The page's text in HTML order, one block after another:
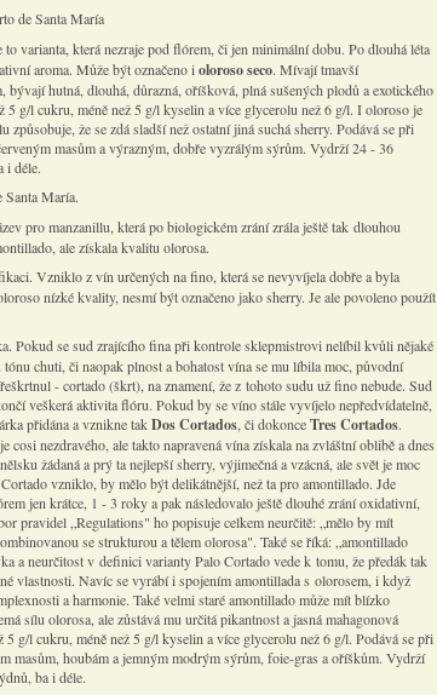
de Santa María
to varianta, která nezraje pod flórem, či jen minimální dobu. Po dlouhá léta
aroma. Může být označeno ioloroso seco. Mívají tmavší
bývají hutná, dlouhá, důrazná, oříšková, plná sušených plodů a exotického
g/l cukru, méně než 5 g/l kyselin a více glycerolu než 6 g/l. I oloroso je
způsobuje, že se zdá sladší než ostatní jiná suchá sherry. Podává se při
masům a výrazným, dobře vyzrálým sýrům. Vydrží 24 - 36
i déle.
Santa María.
pro manzanillu, která po biologickém zrání zrála ještě tak dlouhou
ale získala kvalitu olorosa.
Vzniklo z vín určených na fino, která se nevyvíjela dobře a byla
nízké kvality, nesmí být označeno jako sherry. Je ale povoleno použít
Pokud se sud zrajícího fina při kontrole sklepmistrovi nelíbil kvůli nějaké
chuti, či naopak plnost a bohatost vína se mu líbila moc, původní
- cortado (škrt), na znamení, že z tohoto sudu už fino nebude. Sud
veškerá aktivita flóru. Pokud by se víno stále vyvíjelo nepředvídatelně,
přidána a vznikne takDos Cortados , či dokonceTres Cortados.
cosi nezdravého, ale takto napravená vína získala na zvláštní oblibě a dnes
žádaná a prý ta nejlepší sherry, výjimečná a vzácná, ale svět je moc
vzniklo, by mělo být delikátnější, než ta pro amontillado. Jde
jen krátce, 1 - 3 roky a pak následovalo ještě dlouhé zrání oxidativní,
pravidel „Regulations" ho popisuje celkem neurčitě: „mělo by mít
se strukturou a tělem olorosa". Také se říká: „amontillado
a neurčitost v definici varianty Palo Cortado vede k tomu, že předák tak
vlastnosti. Navíc se vyrábí i spojením amontillada s olorosem, i když
a harmonie. Také velmi staré amontillado může mít blízko
sílu olorosa, ale zůstává mu určitá pikantnost a jasná mahagonová
g/l cukru, méně než 5 g/l kyselin a více glycerolu než 6 g/l. Podává se při
masům, houbám a jemným modrým sýrům, foie-gras a oříškům. Vydrží
ba i déle.